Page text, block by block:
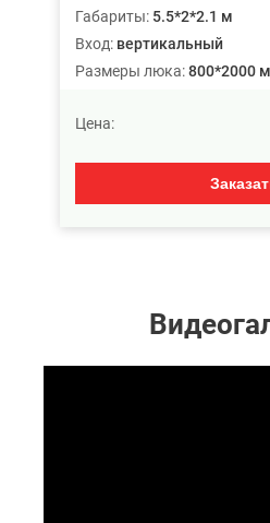
Габариты: 5.5*2*2.1 м
Вход: вертикальный
Размеры люка:800*2000
Цена: